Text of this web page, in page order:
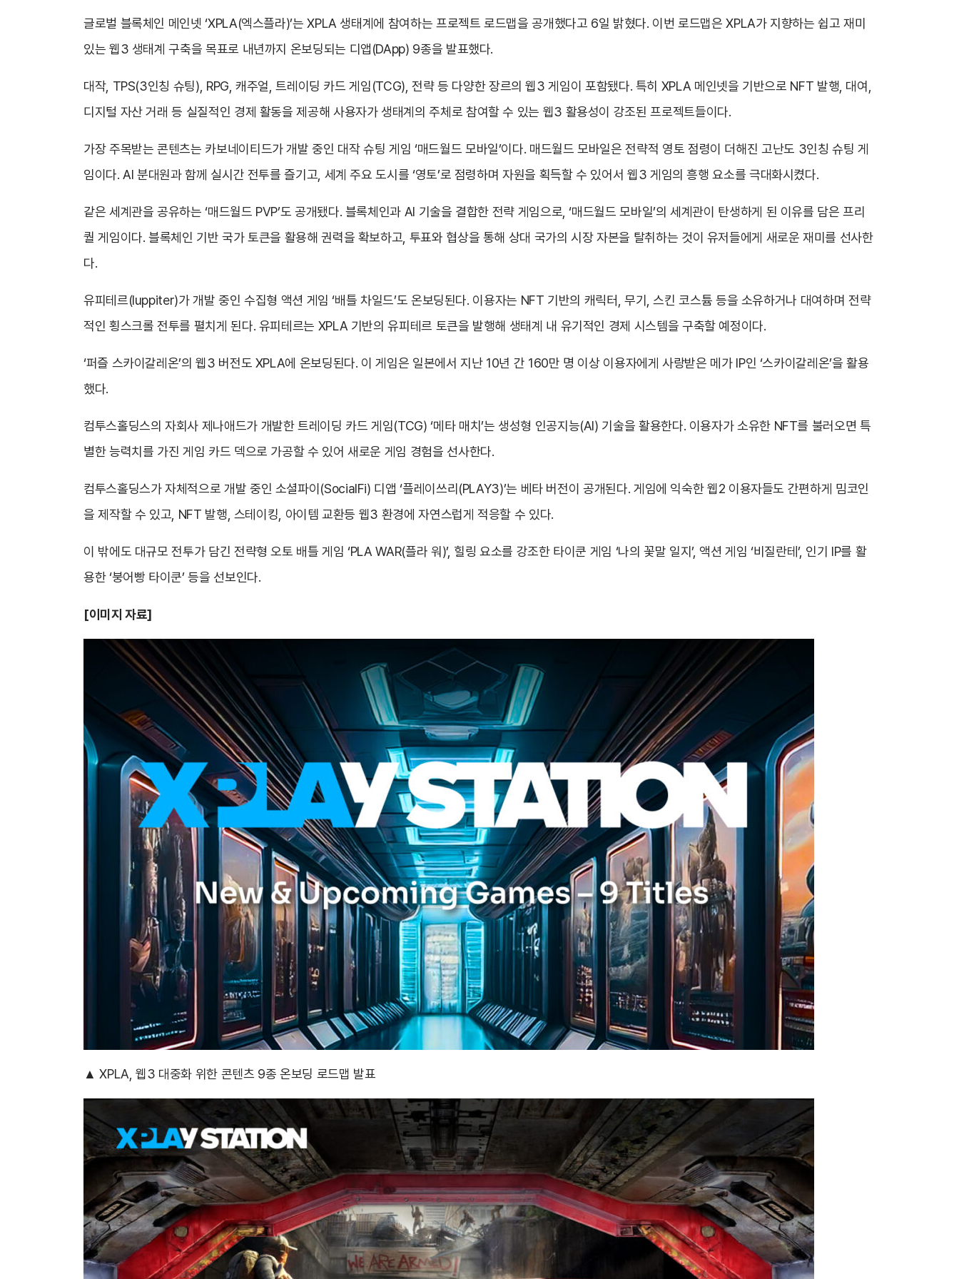
글로벌 블록체인 메인넷 ‘XPLA(엑스플라)’는 XPLA 생태계에 참여하는 프로젝트 로드맵을 공개했다고 6일 밝혔다. 이번 로드맵은 XPLA가 지향하는 쉽고 재미
있는 웹3 생태계 구축을 목표로 내년까지 온보딩되는 디앱(DApp) 9종을 발표했다.
대작, TPS(3인칭 슈팅), RPG, 캐주얼, 트레이딩 카드 게임(TCG), 전략 등 다양한 장르의 웹3 게임이 포함됐다. 특히 XPLA 메인넷을 기반으로 NFT 발행, 대여,
디지털 자산 거래 등 실질적인 경제 활동을 제공해 사용자가 생태계의 주체로 참여할 수 있는 웹3 활용성이 강조된 프로젝트들이다.
가장 주목받는 콘텐츠는 카보네이티드가 개발 중인 대작 슈팅 게임 ‘매드월드 모바일’이다. 매드월드 모바일은 전략적 영토 점령이 더해진 고난도 3인칭 슈팅 게
임이다. AI 분대원과 함께 실시간 전투를 즐기고, 세계 주요 도시를 ‘영토’로 점령하며 자원을 획득할 수 있어서 웹3 게임의 흥행 요소를 극대화시켰다.
같은 세계관을 공유하는 ‘매드월드 PVP’도 공개됐다. 블록체인과 AI 기술을 결합한 전략 게임으로, ‘매드월드 모바일’의 세계관이 탄생하게 된 이유를 담은 프리
퀄 게임이다. 블록체인 기반 국가 토큰을 활용해 권력을 확보하고, 투표와 협상을 통해 상대 국가의 시장 자본을 탈취하는 것이 유저들에게 새로운 재미를 선사한
다.
유피테르(Iuppiter)가 개발 중인 수집형 액션 게임 ‘배틀 차일드’도 온보딩된다. 이용자는 NFT 기반의 캐릭터, 무기, 스킨 코스튬 등을 소유하거나 대여하며 전략
적인 횡스크롤 전투를 펼치게 된다. 유피테르는 XPLA 기반의 유피테르 토큰을 발행해 생태계 내 유기적인 경제 시스템을 구축할 예정이다.
‘퍼즐 스카이갈레온’의 웹3 버전도 XPLA에 온보딩된다. 이 게임은 일본에서 지난 10년 간 160만 명 이상 이용자에게 사랑받은 메가 IP인 ‘스카이갈레온’을 활용
했다.
컴투스홀딩스의 자회사 제나애드가 개발한 트레이딩 카드 게임(TCG) ‘메타 매치’는 생성형 인공지능(AI) 기술을 활용한다. 이용자가 소유한 NFT를 불러오면 특
별한 능력치를 가진 게임 카드 덱으로 가공할 수 있어 새로운 게임 경험을 선사한다.
컴투스홀딩스가 자체적으로 개발 중인 소셜파이(SocialFi) 디앱 ‘플레이쓰리(PLAY3)’는 베타 버전이 공개된다. 게임에 익숙한 웹2 이용자들도 간편하게 밈코인
을 제작할 수 있고, NFT 발행, 스테이킹, 아이템 교환등 웹3 환경에 자연스럽게 적응할 수 있다.
이 밖에도 대규모 전투가 담긴 전략형 오토 배틀 게임 ‘PLA WAR(플라 워)’, 힐링 요소를 강조한 타이쿤 게임 ‘나의 꽃말 일지’, 액션 게임 ‘비질란테’, 인기 IP를 활
용한 ‘붕어빵 타이쿤’ 등을 선보인다.
[이미지 자료]
▲ XPLA, 웹3 대중화 위한 콘텐츠 9종 온보딩 로드맵 발표